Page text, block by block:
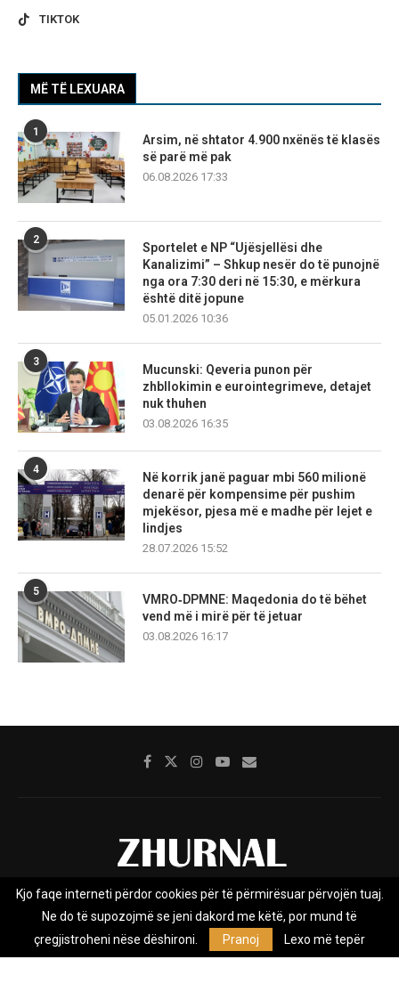
TIKTOK
MË TË LEXUARA
1
Arsim, në shtator 4.900 nxënës të klasës
së parë më pak
06.08.2026 17:33
2
Sportelet e NP “Ujësjellësi dhe
Kanalizimi” – Shkup nesër do të punojnë
nga ora 7:30 deri në 15:30, e mërkura
është ditë jopune
05.01.2026 10:36
3
Mucunski: Qeveria punon për
zhbllokimin e eurointegrimeve, detajet
nuk thuhen
03.08.2026 16:35
4
Në korrik janë paguar mbi 560 milionë
denarë për kompensime për pushim
mjekësor, pjesa më e madhe për lejet e
lindjes
28.07.2026 15:52
5
VMRO‑DPMNE: Maqedonia do të bëhet
vend më i mirë për të jetuar
03.08.2026 16:17
Rreth nesh Impresumi Marketing
Privacy Policy
Zhurnal.mk është Agjenci e Lajmeve e pavarur, e themeluar në vitin
Kjo faqe interneti përdor cookies për të përmirësuar përvojën tuaj.
Ne do të supozojmë se jeni dakord me këtë, por mund të
çregjistroheni nëse dëshironi.
Pranoj Lexo më tepër